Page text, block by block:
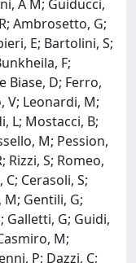
A M; Guiducci,
Ambrosetto, G;
E; Bartolini, S;
F;
Biase, D; Ferro,
V; Leonardi, M;
L; Mostacci, B;
M; Pession,
Rizzi, S; Romeo,
Cerasoli, S;
Gentili, G;
Galletti, G; Guidi,
M;
P; Dazzi, C;